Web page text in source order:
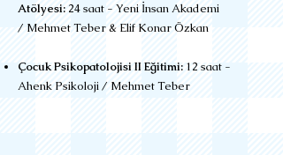
Atölyesi:24 saat - Yeni İnsan Akademi
/ Mehmet Teber & Elif Konar Özkan
Çocuk Psikopatolojisi II Eğitimi: 12 saat -
Ahenk Psikoloji/ Mehmet Teber